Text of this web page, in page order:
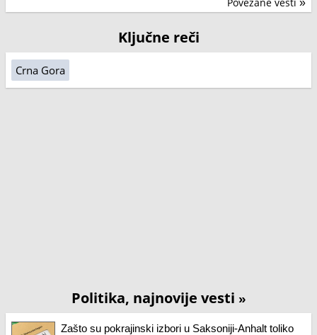
Ključne reči
Crna Gora
Politika, najnovije vesti »
Zašto su pokrajinski izbori u Saksoniji-Anhalt toliko